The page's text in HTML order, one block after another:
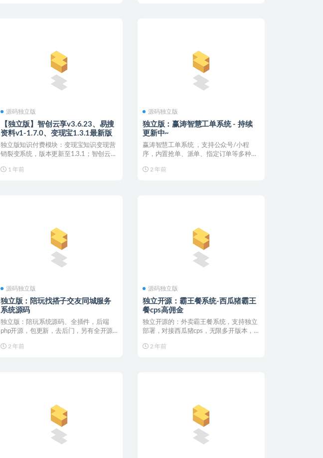
源码独立版
【独立版】智创云享v3.6.23、易搜
资料v1-1.7.0、变现宝1.3.1最新版
独立版知识付费模块：变现宝知识变现营
销裂变系统，版本更新至1.3.1；智创云享
1 年前
源码独立版
独立版：赢涛智慧工单系统 - 持续
更新中~
赢涛智慧工单系统 ，支持公众号/小程
序，内置抢单、派单、指定订单等多种模
2 年前
源码独立版
独立版：陪玩找搭子交友同城服务
系统源码
独立版：陪玩系统源码、全插件，后端
php开源，包更新，去后门，另有全开源
2 年前
源码独立版
独立开源：霸王餐系统-西瓜猪霸王
餐cps高佣金
独立开源的：外卖霸王餐系统，支持独立
部署，对接西瓜猪cps，无限多开版本，
2 年前